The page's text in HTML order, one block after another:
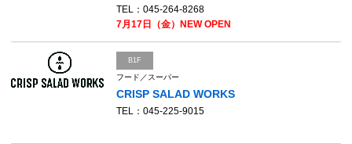
TEL：045-264-8268
7月17日（金）NEW OPEN
B1F
フード／スーパー
CRISP SALAD WORKS
TEL：045-225-9015